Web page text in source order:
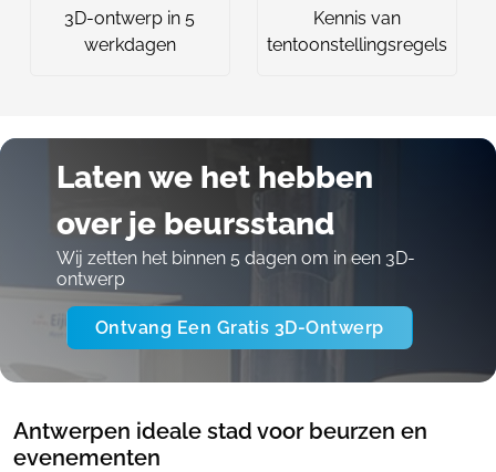
3D-ontwerp in 5
werkdagen
Kennis van
tentoonstellingsregels
Laten we het hebben
over je beursstand
Wij zetten het binnen 5 dagen om in een 3D-
ontwerp
Ontvang Een Gratis 3D-Ontwerp
Antwerpen ideale stad voor beurzen en
evenementen